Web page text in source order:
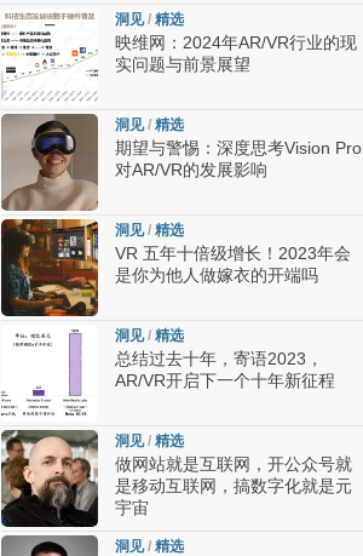
洞见/ 精选
映维网：2024年AR/VR行业的现
实问题与前景展望
洞见/ 精选
期望与警惕：深度思考Vision Pro
对AR/VR的发展影响
洞见/ 精选
VR 五年十倍级增长！2023年会
是你为他人做嫁衣的开端吗
洞见/ 精选
总结过去十年，寄语2023，
AR/VR开启下一个十年新征程
洞见/ 精选
做网站就是互联网，开公众号就
是移动互联网，搞数字化就是元
宇宙
洞见/ 精选